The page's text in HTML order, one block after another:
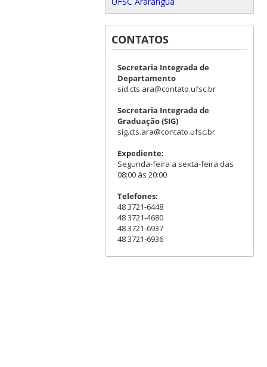
CONTATOS
Secretaria Integrada de
Departamento
sid.cts.ara@contato.ufsc.br
Secretaria Integrada de
Graduação (SIG)
sig.cts.ara@contato.ufsc.br
Expediente:
Segunda-feira a sexta-feira das
08:00 às 20:00
Telefones:
48 3721-6448
48 3721-4680
48 3721-6937
48 3721-6936